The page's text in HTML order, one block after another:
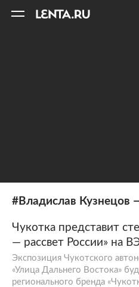
#Владислав Кузнецов
Чукотка представит
— рассвет России» на
Экспозиция Чукотского
«Улица Дальнего Востока»
регионального бренда